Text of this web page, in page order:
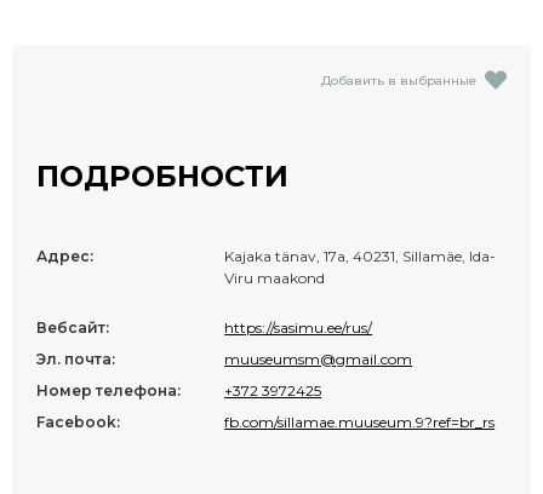
Добавить в выбранные
ПОДРОБНОСТИ
Адрес:
Kajaka tänav, 17a, 40231, Sillamäe, Ida-
Viru maakond
Вебсайт:
https://sasimu.ee/rus/
Эл. почта:
muuseumsm@gmail.com
Номер телефона:
+372 3972425
Facebook:
fb.com/sillamae.muuseum.9?ref=br_rs